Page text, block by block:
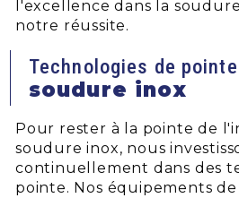
l'excellence dans la
notre réussite.
Technologies de
soudure inox
Pour rester à la pointe de
soudure inox, nous
continuellement dans des
pointe. Nos équipements